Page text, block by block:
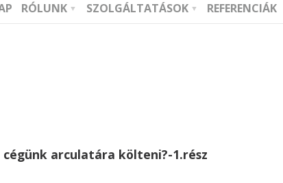
RÓLUNK SZOLGÁLTATÁSOK REFERENCIÁK
arculatára költeni?-1.rész